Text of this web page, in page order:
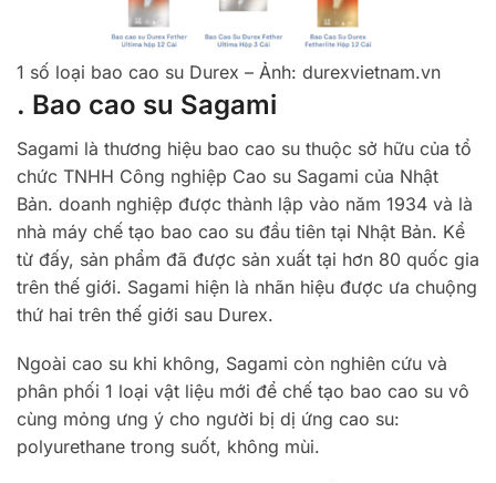
1 số loại bao cao su Durex – Ảnh: durexvietnam.vn
. Bao cao su Sagami
Sagami là thương hiệu bao cao su thuộc sở hữu của tổ
chức TNHH Công nghiệp Cao su Sagami của Nhật
Bản. doanh nghiệp được thành lập vào năm 1934 và là
nhà máy chế tạo bao cao su đầu tiên tại Nhật Bản. Kể
từ đấy, sản phẩm đã được sản xuất tại hơn 80 quốc gia
trên thế giới. Sagami hiện là nhãn hiệu được ưa chuộng
thứ hai trên thế giới sau Durex.
Ngoài cao su khi không, Sagami còn nghiên cứu và
phân phối 1 loại vật liệu mới để chế tạo bao cao su vô
cùng mỏng ưng ý cho người bị dị ứng cao su:
polyurethane trong suốt, không mùi.